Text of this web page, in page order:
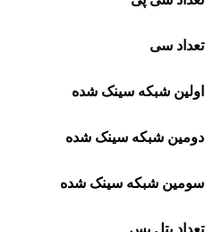
تعداد سی
اولین شبکه سینک شده
دومین شبکه سینک شده
سومین شبکه سینک شده
تعداد بتل پس